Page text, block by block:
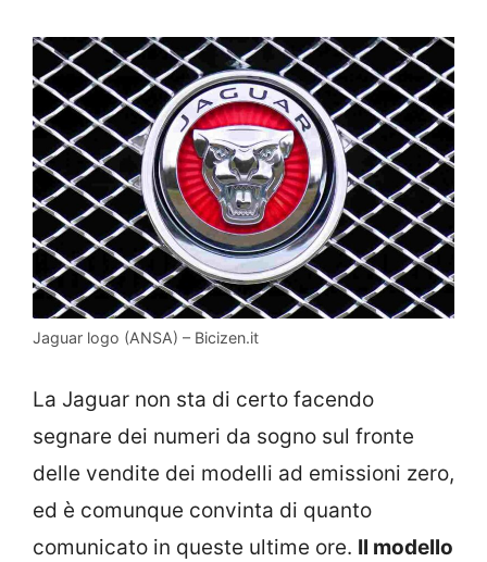
Jaguar logo (ANSA) – Bicizen.it
La Jaguar non sta di certo facendo
segnare dei numeri da sogno sul fronte
delle vendite dei modelli ad emissioni zero,
ed è comunque convinta di quanto
comunicato in queste ultime ore. Il modello